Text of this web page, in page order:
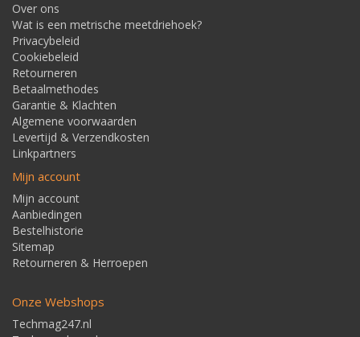
Over ons
Wat is een metrische meetdriehoek?
Privacybeleid
Cookiebeleid
Retourneren
Betaalmethodes
Garantie & Klachten
Algemene voorwaarden
Levertijd & Verzendkosten
Linkpartners
Mijn account
Mijn account
Aanbiedingen
Bestelhistorie
Sitemap
Retourneren & Herroepen
Onze Webshops
Techmag247.nl